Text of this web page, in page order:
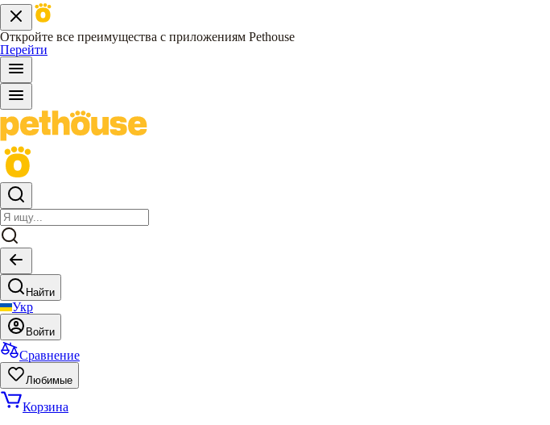
Откройте все преимущества с приложениям Pethouse
Перейти
Найти
Укр
Войти
Сравнение
Любимые
Корзина